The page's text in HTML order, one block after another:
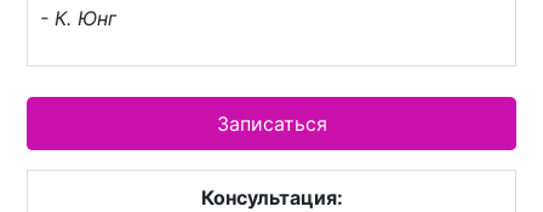
- К. Юнг
Записаться
Консультация: